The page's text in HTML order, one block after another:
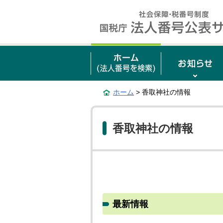
ホーム > 香取神社の情報
香取神社の情報
最新情報